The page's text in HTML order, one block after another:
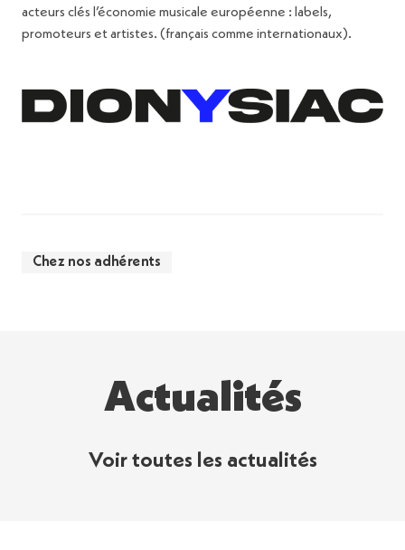
acteurs clés l’économie musicale européenne : labels,
promoteurs et artistes. (français comme internationaux).
Chez nos adhérents
Actualités
Voir toutes les actualités